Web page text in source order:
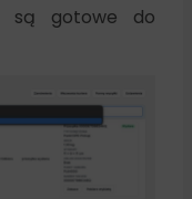
i są gotowe do